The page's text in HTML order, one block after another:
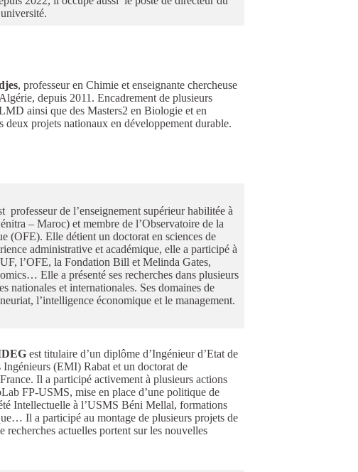
, professeur en Chimie et enseignante chercheuse
depuis 2011. Encadrement de plusieurs
ainsi que des Masters2 en Biologie et en
deux projets nationaux en développement durable.
professeur de l’enseignement supérieur habilitée à
– Maroc) et membre de l’Observatoire de la
(OFE). Elle détient un doctorat en sciences de
administrative et académique, elle a participé à
l’OFE, la Fondation Bill et Melinda Gates,
Elle a présenté ses recherches dans plusieurs
nationales et internationales. Ses domaines de
l’intelligence économique et le management.
est titulaire d’un diplôme d’Ingénieur d’Etat de
Ingénieurs (EMI) Rabat et un doctorat de
Il a participé activement à plusieurs actions
FP-USMS, mise en place d’une politique de
Intellectuelle à l’USMS Béni Mellal, formations
Il a participé au montage de plusieurs projets de
recherches actuelles portent sur les nouvelles